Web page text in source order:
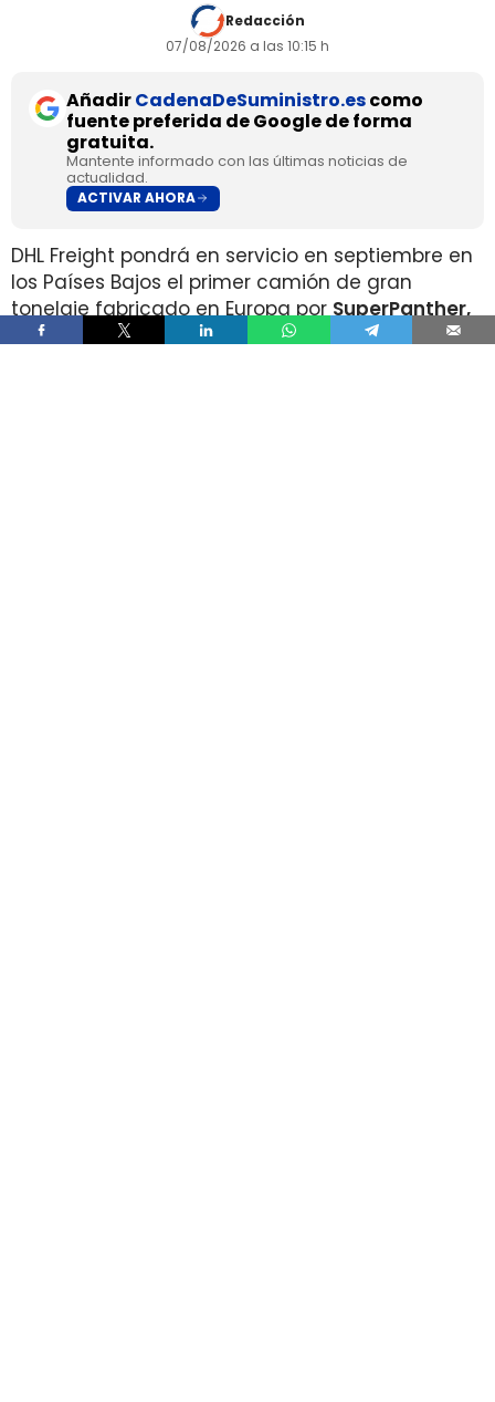
Redacción
07/08/2026 a las 10:15 h
AñadirCadenaDeSuministro.escomo
fuente preferida de Google de forma
gratuita.
Mantente informado con las últimas noticias de
actualidad.
ACTIVAR AHORA
DHL Freight pondrá en servicio en septiembre en
los Países Bajos el primer camión de gran
tonelaje fabricado en Europa por SuperPanther,
después de trasladar la unidad desde Austria